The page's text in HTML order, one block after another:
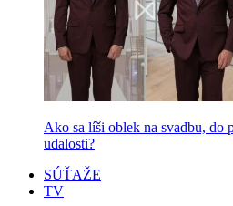
Ako sa líši oblek na svadbu, do
udalosti?
SÚŤAŽE
TV